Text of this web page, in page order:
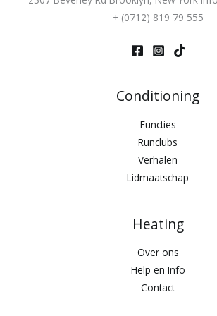
+ (0712) 819 79 555
Conditioning
Functies
Runclubs
Verhalen
Lidmaatschap
Heating
Over ons
Help en Info
Contact